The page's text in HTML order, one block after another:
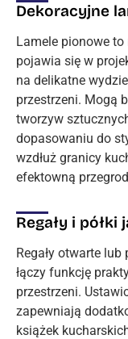
Dekoracyjne
Lamele pionowe
pojawia się w
na delikatne
przestrzeni. Mogą
tworzyw
dopasowaniu do
wzdłuż granicy
efektowną
Regały i
Regały otwarte lub
łączy funkcję
przestrzeni.
zapewniają
książek